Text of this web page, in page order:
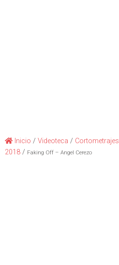
Inicio / Videoteca / Cortometrajes
2018 / Faking Off – Angel Cerezo